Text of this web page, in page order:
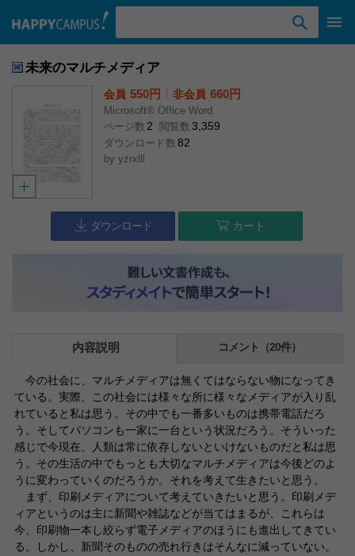
未来のマルチメディア
会員 550円 非会員 660円
Microsoft® Office Word
ページ数 2 閲覧数 3,359
ダウンロード数 82
by yzrxlll
ダウンロード カート
内容説明 コメント（20件）
今の社会に、マルチメディアは無くてはならない物になってき
ている。実際、この社会には様々な所に様々なメディアが入り乱
れていると私は思う。その中でも一番多いものは携帯電話だろ
う。そしてパソコンも一家に一台という状況だろう。そういった
感じで今現在、人類は常に依存しないといけないものだと私は思
う。その生活の中でもっとも大切なマルチメディアは今後どのよ
うに変わっていくのだろうか。それを考えて生きたいと思う。
まず、印刷メディアについて考えていきたいと思う。印刷メデ
ィアというのは主に新聞や雑誌などが当てはまるが、これらは
今、印刷物一本し絞らず電子メディアのほうにも進出してきてい
る。しかし、新聞そのものの売れ行きはそんなに減っていない。